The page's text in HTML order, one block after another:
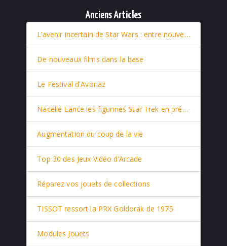
Anciens Articles
L’avenir incertain de Star Wars : entre nouveaux films et retour stratégique de Rey
De nouveaux films dans la base
Le Festival d'Avoriaz
Nacelle Lance les figurines Star Trek en prévente
Augmentation du coup de la vie
Top 30 des Jeux Vidéo d’Arcade
Réparez vos jouets de collections
TISSOT ressort la PRX Goldorak de 1975
Modules Jouets